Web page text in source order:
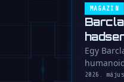
MAGAZIN
Egy
2026.